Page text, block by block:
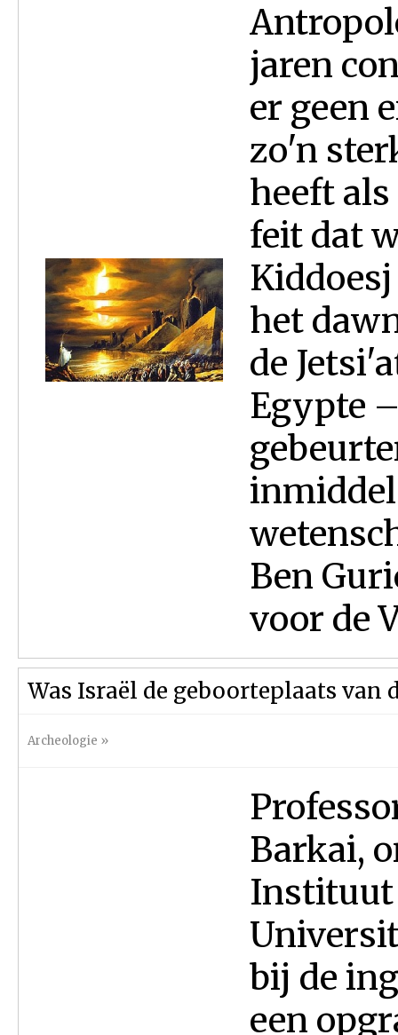
jaren
er geen
zo'n
heeft als
feit dat
het
de
Egypte
Ben
voor de
Was Israël de geboorteplaats van
Archeologie »
Barkai,
Instituut
bij de
een